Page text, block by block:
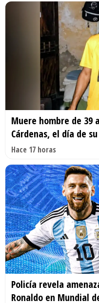
Muere hombre de 39
Cárdenas, el día de
Hace 17 horas
Policía revela
Ronaldo en Mundial